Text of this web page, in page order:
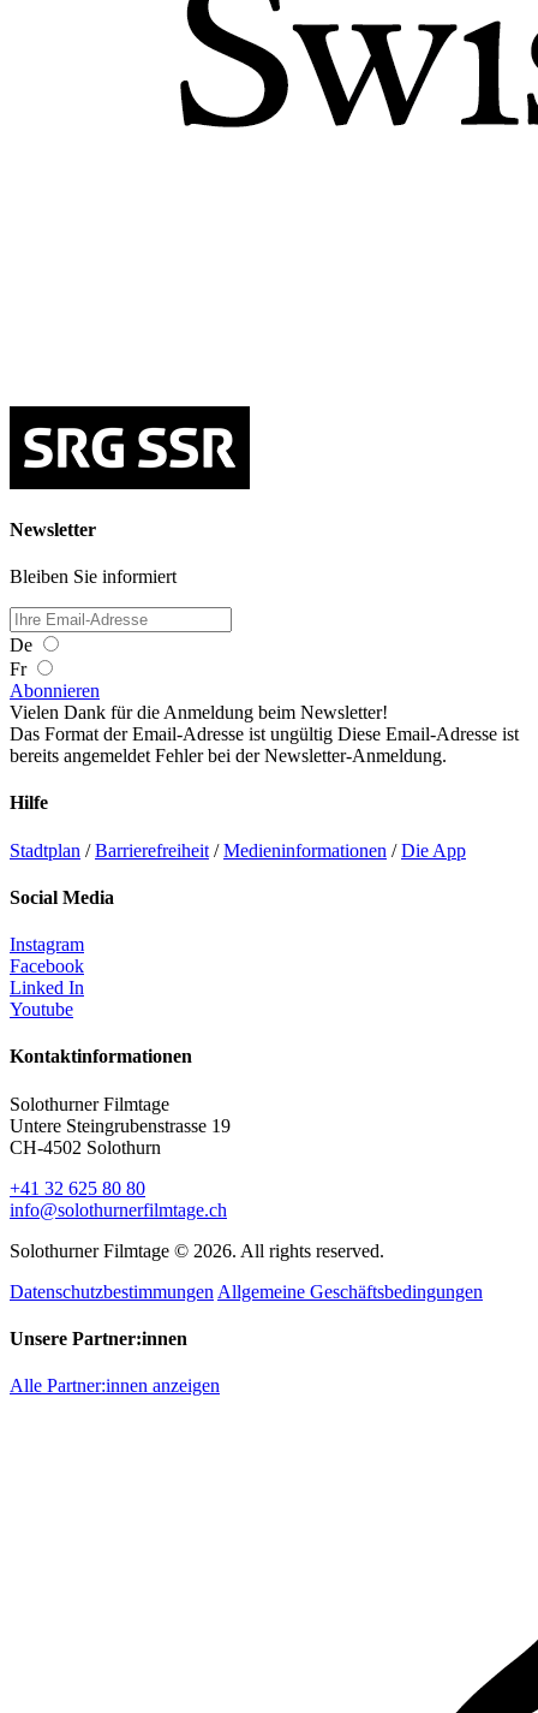
Newsletter
Bleiben Sie informiert
De
Fr
Abonnieren
Vielen Dank für die Anmeldung beim Newsletter!
Das Format der Email-Adresse ist ungültig Diese Email-Adresse ist
bereits angemeldet Fehler bei der Newsletter-Anmeldung.
Hilfe
Stadtplan /Barrierefreiheit /Medieninformationen /Die App
Social Media
Instagram
Facebook
Linked In
Youtube
Kontaktinformationen
Solothurner Filmtage
Untere Steingrubenstrasse 19
CH-4502 Solothurn
+41 32 625 80 80
info@solothurnerfilmtage.ch
Solothurner Filmtage © 2026. All rights reserved.
Datenschutzbestimmungen Allgemeine Geschäftsbedingungen
Unsere Partner:innen
Alle Partner:innen anzeigen